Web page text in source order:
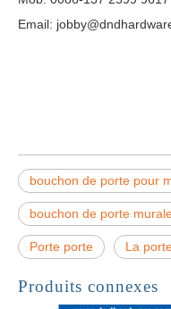
Email:
bouchon de porte pour
bouchon de porte
Porte porte La
Produits connexes